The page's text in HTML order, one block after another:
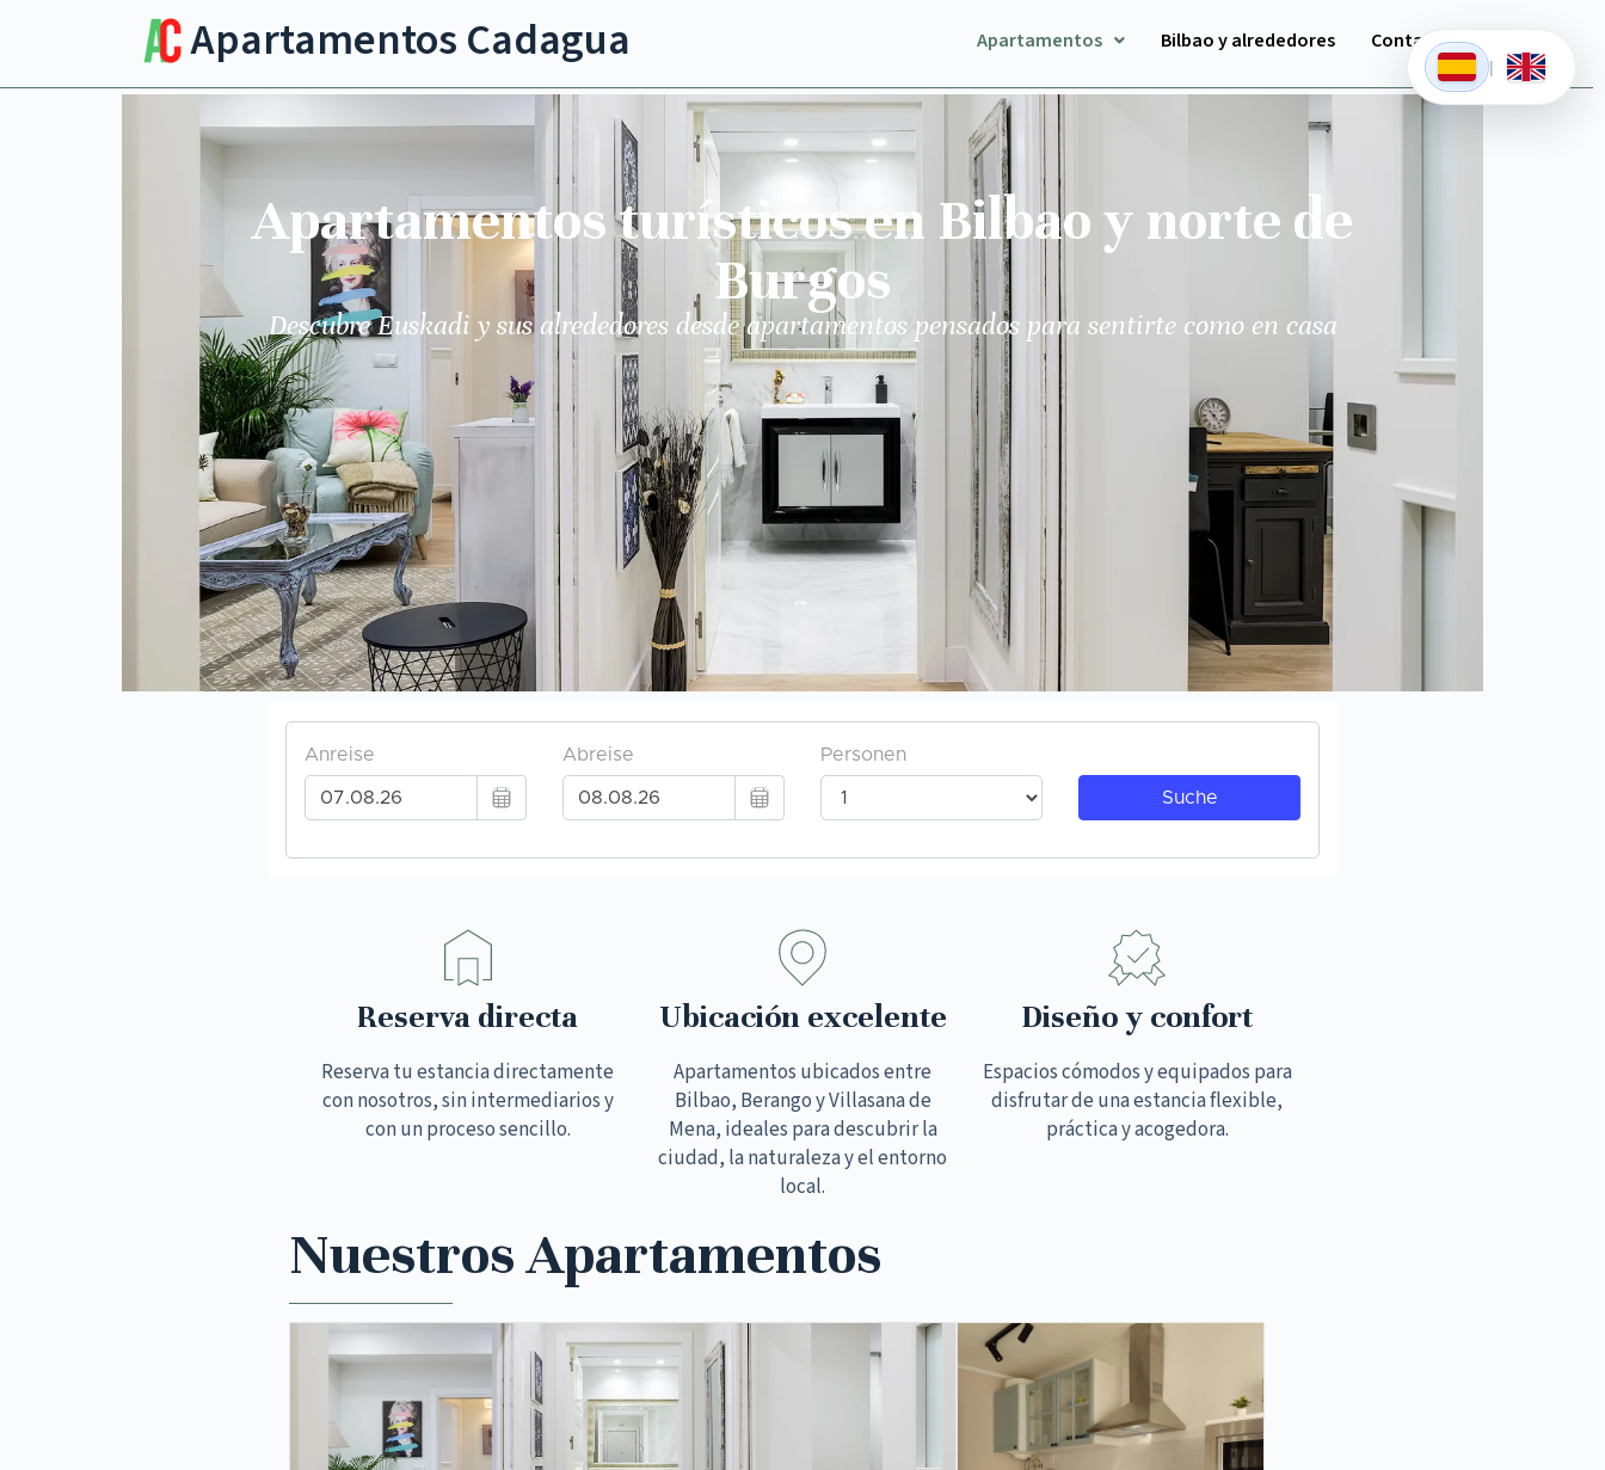
Apartamentos Cadagua Apartamentos Bilbao y alrededores Contacto
Apartamentos turísticos en Bilbao y norte de
Burgos
Descubre Euskadi y sus alrededores desde apartamentos pensados para sentirte como en casa
Reserva directa
Reserva tu estancia directamente
con nosotros, sin intermediarios y
con un proceso sencillo.
Ubicación excelente
Apartamentos ubicados entre
Bilbao, Berango y Villasana de
Mena, ideales para descubrir la
ciudad, la naturaleza y el entorno
local.
Diseño y confort
Espacios cómodos y equipados para
disfrutar de una estancia flexible,
práctica y acogedora.
Nuestros Apartamentos
|